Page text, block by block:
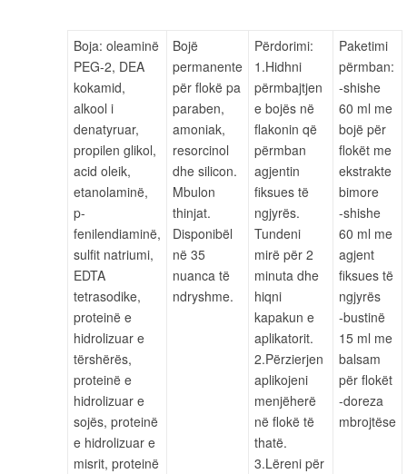
Boja: oleaminë
PEG-2, DEA
kokamid,
alkool i
denatyruar,
propilen glikol,
acid oleik,
etanolaminë,
p-
fenilendiaminë,
sulfit natriumi,
EDTA
tetrasodike,
proteinë e
hidrolizuar e
tërshërës,
proteinë e
hidrolizuar e
sojës, proteinë
e hidrolizuar e
misrit, proteinë
Bojë
permanente
për flokë pa
paraben,
amoniak,
resorcinol
dhe silicon.
Mbulon
thinjat.
Disponibël
në 35
nuanca të
ndryshme.
Përdorimi:
1.Hidhni
përmbajtjen
e bojës në
flakonin që
përmban
agjentin
fiksues të
ngjyrës.
Tundeni
mirë për 2
minuta dhe
hiqni
kapakun e
aplikatorit.
2.Përzierjen
aplikojeni
menjëherë
në flokë të
thatë.
3.Lëreni për
Paketimi
përmban:
-shishe
60 ml me
bojë për
flokët me
ekstrakte
bimore
-shishe
60 ml me
agjent
fiksues të
ngjyrës
-bustinë
15 ml me
balsam
për flokët
-doreza
mbrojtëse